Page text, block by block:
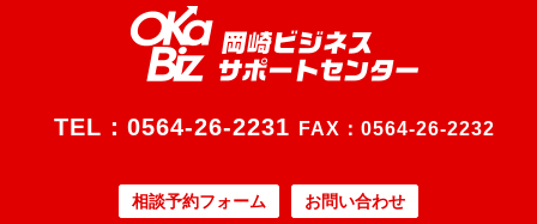
TEL： 0564-26-2231 FAX：0564-26-2232
相談予約フォーム お問い合わせ